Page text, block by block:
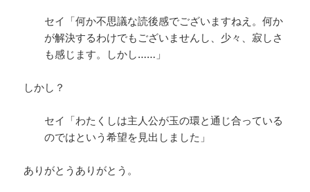
セイ「何か不思議な読後感でございますねえ。何か
が解決するわけでもございませんし、少々、寂しさ
も感じます。しかし……」
しかし？
セイ「わたくしは主人公が玉の環と通じ合っている
のではという希望を見出しました」
ありがとうありがとう。